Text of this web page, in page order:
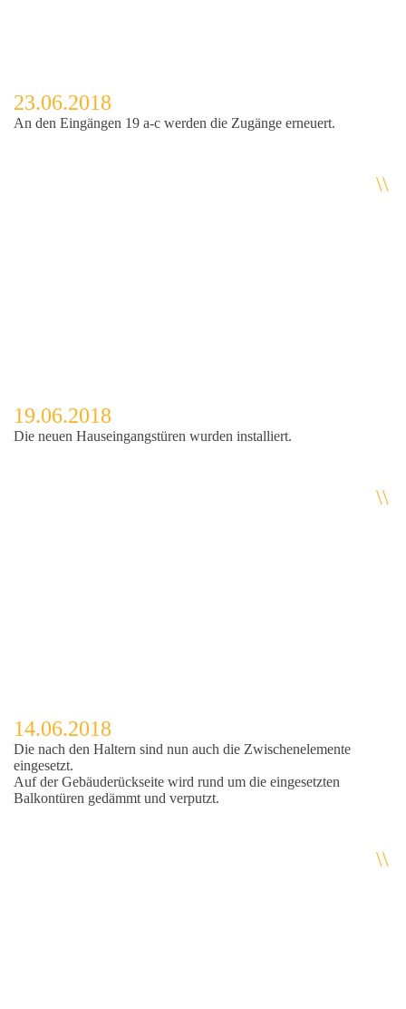
23.06.2018
An den Eingängen 19 a-c werden die Zugänge erneuert.
\\
19.06.2018
Die neuen Hauseingangstüren wurden installiert.
\\
14.06.2018
Die nach den Haltern sind nun auch die Zwischenelemente
eingesetzt.
Auf der Gebäuderückseite wird rund um die eingesetzten
Balkontüren gedämmt und verputzt.
\\